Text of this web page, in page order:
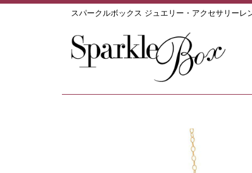
スパークルボックス ジュエリー・アクセサリーレ